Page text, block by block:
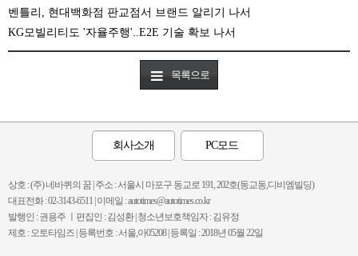
벤틀리, 현대백화점 판교점서 브랜드 알리기 나서
KG모빌리티도 '자율주행'..E2E 기술 확보 나서
목록으로
회사소개 PC모드
상호 : (주) 네바퀴의 꿈 | 주소 : 서울시 마포구 동교로 191, 202호(동교동,디비엠빌딩)
대표전화 : 02-3143-6511 | 이메일 : autotimes@autotimes.co.kr
발행인 : 권용주 ㅣ편집인 : 김성환 | 청소년보호책임자 : 김유정
제호 : 오토타임즈 | 등록번호 : 서울,아05208 | 등록일 : 2018년 05월 22일